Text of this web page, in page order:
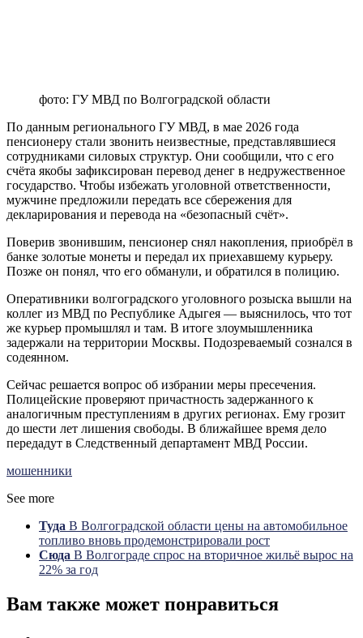
фото: ГУ МВД по Волгоградской области
По данным регионального ГУ МВД, в мае 2026 года
пенсионеру стали звонить неизвестные, представлявшиеся
сотрудниками силовых структур. Они сообщили, что с его
счёта якобы зафиксирован перевод денег в недружественное
государство. Чтобы избежать уголовной ответственности,
мужчине предложили передать все сбережения для
декларирования и перевода на «безопасный счёт».
Поверив звонившим, пенсионер снял накопления, приобрёл в
банке золотые монеты и передал их приехавшему курьеру.
Позже он понял, что его обманули, и обратился в полицию.
Оперативники волгоградского уголовного розыска вышли на
коллег из МВД по Республике Адыгея — выяснилось, что тот
же курьер промышлял и там. В итоге злоумышленника
задержали на территории Москвы. Подозреваемый сознался в
содеянном.
Сейчас решается вопрос об избрании меры пресечения.
Полицейские проверяют причастность задержанного к
аналогичным преступлениям в других регионах. Ему грозит
до шести лет лишения свободы. В ближайшее время дело
передадут в Следственный департамент МВД России.
мошенники
See more
Туда В Волгоградской области цены на автомобильное
топливо вновь продемонстрировали рост
Сюда В Волгограде спрос на вторичное жильё вырос на
22% за год
Вам также может понравиться